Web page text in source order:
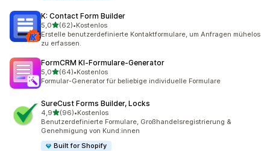
K: Contact Form Builder
5,0von 5 Sternen
(62)
62 Rezensionen insgesamt
•Kostenlos
Erstelle benutzerdefinierte Kontaktformulare, um Anfragen mühelos
zu erfassen.
FormCRM KI‑Formulare‑Generator
5,0von 5 Sternen
(64)
64 Rezensionen insgesamt
•Kostenlos
Formular-Generator für beliebige individuelle Formulare
SureCust Forms Builder, Locks
4,9von 5 Sternen
(96)
96 Rezensionen insgesamt
•Kostenlos
Benutzerdefinierte Formulare, Großhandelsregistrierung &
Genehmigung von Kund:innen
Built for Shopify